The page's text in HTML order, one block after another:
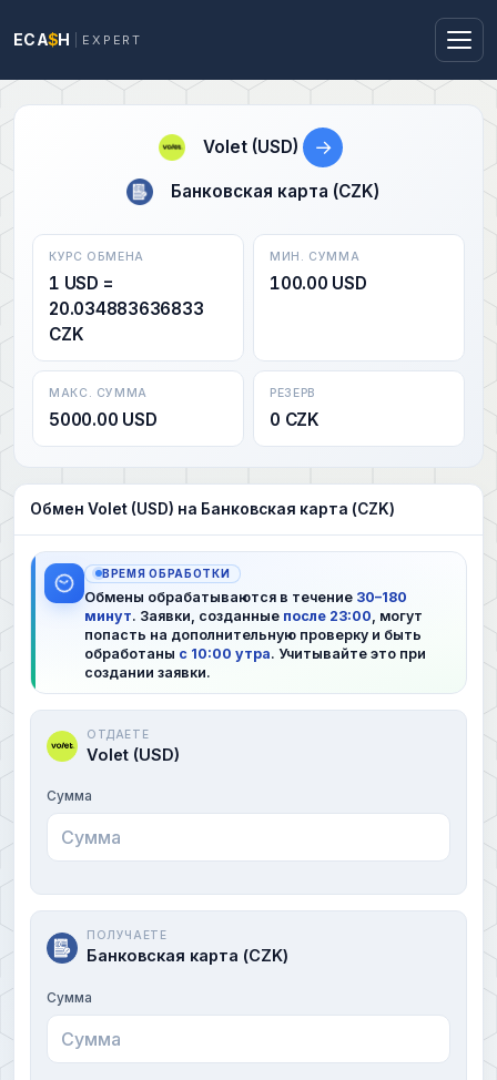
ECA$H EXPERT
Volet (USD) →
Банковская карта (CZK)
КУРС ОБМЕНА
1 USD =
20.034883636833
CZK
МИН. СУММА
100.00 USD
МАКС. СУММА
5000.00 USD
РЕЗЕРВ
0 CZK
Обмен Volet (USD) на Банковская карта (CZK)
ВРЕМЯ ОБРАБОТКИ
Обмены обрабатываются в течение 30–180
минут. Заявки, созданные после 23:00 , могут
попасть на дополнительную проверку и быть
обработаны с 10:00 утра. Учитывайте это при
создании заявки.
ОТДАЕТЕ
Volet (USD)
Сумма
ПОЛУЧАЕТЕ
Банковская карта (CZK)
Сумма